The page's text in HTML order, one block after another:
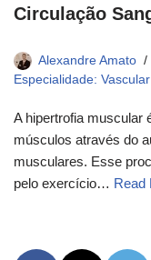
Circulação
Alexandre Amato
Especialidade: Vascular
A hipertrofia muscular
músculos através do
musculares. Esse
pelo exercício… Read